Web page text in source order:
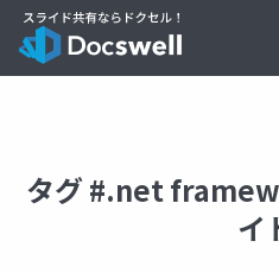
タグ #.net
イ